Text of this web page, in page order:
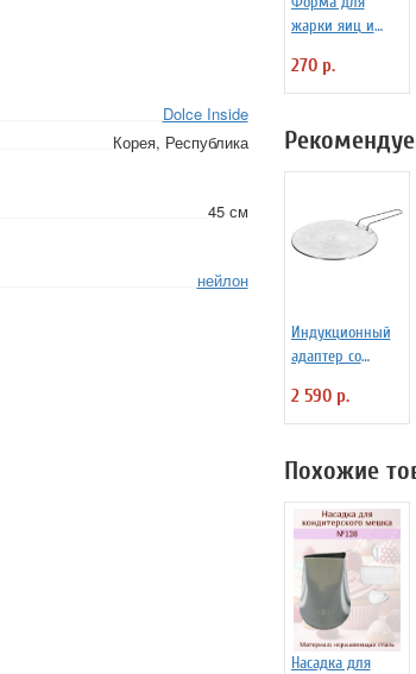
Dolce Inside
Корея, Республика
45 см
нейлон
жарки яиц и
силиконовая
Любовь
270 р.
Индукционный
адаптер со
D=22.5 см
Frabosk 7050209
2 590 р.
Похожие
Насадка для